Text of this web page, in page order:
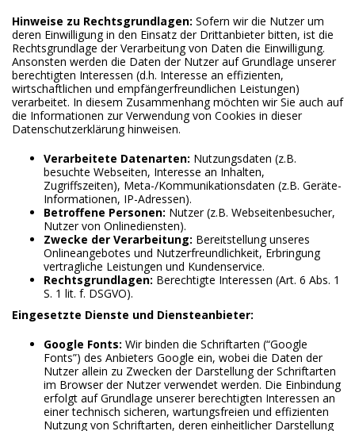
Hinweise zu Rechtsgrundlagen: Sofern wir die Nutzer um
deren Einwilligung in den Einsatz der Drittanbieter bitten, ist die
Rechtsgrundlage der Verarbeitung von Daten die Einwilligung.
Ansonsten werden die Daten der Nutzer auf Grundlage unserer
berechtigten Interessen (d.h. Interesse an effizienten,
wirtschaftlichen und empfängerfreundlichen Leistungen)
verarbeitet. In diesem Zusammenhang möchten wir Sie auch auf
die Informationen zur Verwendung von Cookies in dieser
Datenschutzerklärung hinweisen.
Verarbeitete Datenarten: Nutzungsdaten (z.B.
besuchte Webseiten, Interesse an Inhalten,
Zugriffszeiten), Meta-/Kommunikationsdaten (z.B. Geräte-
Informationen, IP-Adressen).
Betroffene Personen: Nutzer (z.B. Webseitenbesucher,
Nutzer von Onlinediensten).
Zwecke der Verarbeitung: Bereitstellung unseres
Onlineangebotes und Nutzerfreundlichkeit, Erbringung
vertragliche Leistungen und Kundenservice.
Rechtsgrundlagen: Berechtigte Interessen (Art. 6 Abs. 1
S. 1 lit. f. DSGVO).
Eingesetzte Dienste und Diensteanbieter:
Google Fonts: Wir binden die Schriftarten (“Google
Fonts”) des Anbieters Google ein, wobei die Daten der
Nutzer allein zu Zwecken der Darstellung der Schriftarten
im Browser der Nutzer verwendet werden. Die Einbindung
erfolgt auf Grundlage unserer berechtigten Interessen an
einer technisch sicheren, wartungsfreien und effizienten
Nutzung von Schriftarten, deren einheitlicher Darstellung